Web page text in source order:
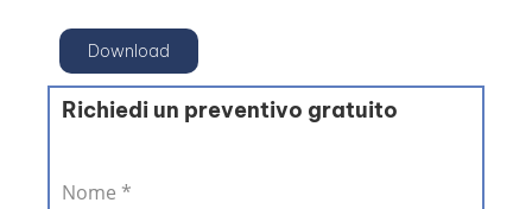
Download
Richiedi un preventivo gratuito
Nome *